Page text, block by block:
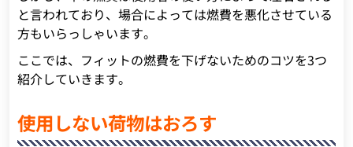
と言われており、場合によっては燃費を悪化させている
方もいらっしゃいます。
ここでは、フィットの燃費を下げないためのコツを3つ
紹介していきます。
使用しない荷物はおろす